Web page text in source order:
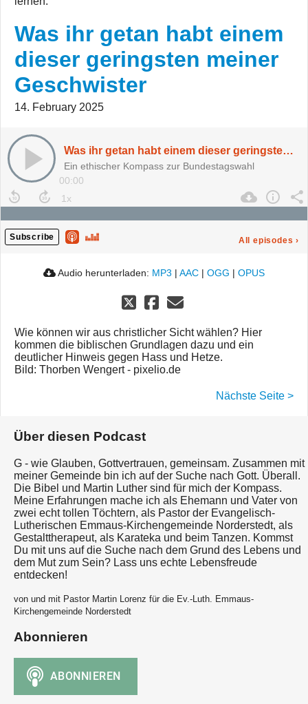
Was ihr getan habt einem
dieser geringsten meiner
Geschwister
14. February 2025
Was ihr getan habt einem dieser geringsten meiner Geschwister
Ein ethischer Kompass zur Bundestagswahl
00:00
Subscribe All episodes ›
Audio herunterladen: MP3 | AAC | OGG | OPUS
Wie können wir aus christlicher Sicht wählen? Hier
kommen die biblischen Grundlagen dazu und ein
deutlicher Hinweis gegen Hass und Hetze.
Bild: Thorben Wengert - pixelio.de
Nächste Seite >
Über diesen Podcast
G - wie Glauben, Gottvertrauen, gemeinsam. Zusammen mit
meiner Gemeinde bin ich auf der Suche nach Gott. Überall.
Die Bibel und Martin Luther sind für mich der Kompass.
Meine Erfahrungen mache ich als Ehemann und Vater von
zwei echt tollen Töchtern, als Pastor der Evangelisch-
Lutherischen Emmaus-Kirchengemeinde Norderstedt, als
Gestalttherapeut, als Karateka und beim Tanzen. Kommst
Du mit uns auf die Suche nach dem Grund des Lebens und
dem Mut zum Sein? Lass uns echte Lebensfreude
entdecken!
von und mit Pastor Martin Lorenz für die Ev.-Luth. Emmaus-
Kirchengemeinde Norderstedt
Abonnieren